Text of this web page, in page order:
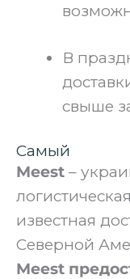
В
свыше
Самый
Meest –
известная
Северной
Meest